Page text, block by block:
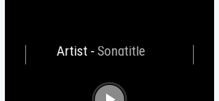
Artist-Songtitle